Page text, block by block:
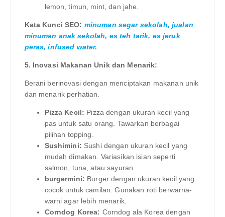
lemon, timun, mint, dan jahe.
Kata Kunci SEO: minuman segar sekolah, jualan
minuman anak sekolah, es teh tarik, es jeruk
peras, infused water.
5. Inovasi Makanan Unik dan Menarik:
Berani berinovasi dengan menciptakan makanan unik
dan menarik perhatian.
Pizza Kecil: Pizza dengan ukuran kecil yang
pas untuk satu orang. Tawarkan berbagai
pilihan topping.
Sushimini: Sushi dengan ukuran kecil yang
mudah dimakan. Variasikan isian seperti
salmon, tuna, atau sayuran.
burgermini: Burger dengan ukuran kecil yang
cocok untuk camilan. Gunakan roti berwarna-
warni agar lebih menarik.
Corndog Korea: Corndog ala Korea dengan